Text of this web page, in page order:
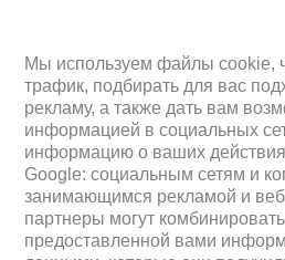
Мы используем файлы cookie,
трафик, подбирать для вас
рекламу, а также дать вам
информацией в социальных
информацию о ваших
Google: социальным сетям и
занимающимся рекламой и
партнеры могут
предоставленной вами